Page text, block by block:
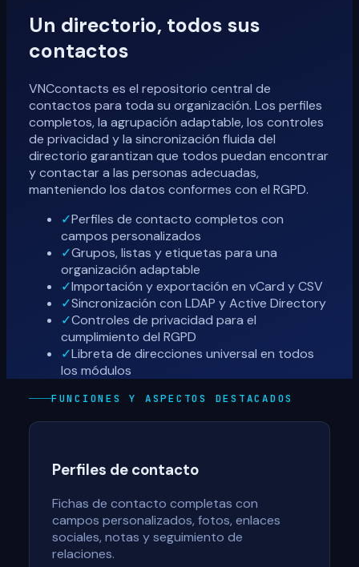
Un directorio, todos sus
contactos
VNCcontacts es el repositorio central de
contactos para toda su organización. Los perfiles
completos, la agrupación adaptable, los controles
de privacidad y la sincronización fluida del
directorio garantizan que todos puedan encontrar
y contactar a las personas adecuadas,
manteniendo los datos conformes con el RGPD.
✓Perfiles de contacto completos con
campos personalizados
✓Grupos, listas y etiquetas para una
organización adaptable
✓Importación y exportación en vCard y CSV
✓Sincronización con LDAP y Active Directory
✓Controles de privacidad para el
cumplimiento del RGPD
✓Libreta de direcciones universal en todos
los módulos
FUNCIONES Y ASPECTOS DESTACADOS
Perfiles de contacto
Fichas de contacto completas con
campos personalizados, fotos, enlaces
sociales, notas y seguimiento de
relaciones.